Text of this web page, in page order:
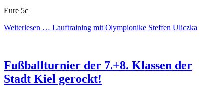
Eure 5c
Weiterlesen … Lauftraining mit Olympionike Steffen Uliczka
Fußballturnier der 7.+8. Klassen der
Stadt Kiel gerockt!